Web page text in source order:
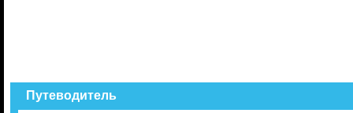
Путеводитель